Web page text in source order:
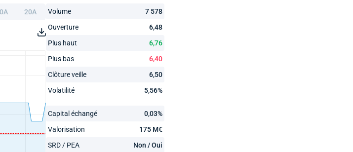
20A Volume
7 578
Ouverture
6,48
Plus haut
6,76
Plus bas
6,40
Clôture veille
6,50
Volatilité
5,56%
Capital échangé
0,03%
Valorisation
175 M€
SRD / PEA
Non / Oui